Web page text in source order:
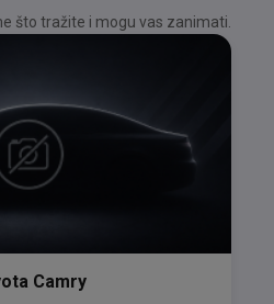
što tražite i mogu vas zanimati.
Camry